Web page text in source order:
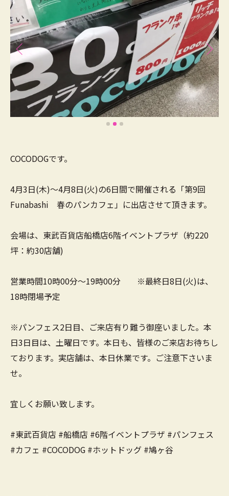
COCODOGです。
4月3日(木)～4月8日(火)の6日間で開催される「第9回
Funabashi 春のパンカフェ」に出店させて頂きます。
会場は、東武百貨店船橋店6階イベントプラザ（約220
坪：約30店舗)
営業時間10時00分～19時00分 ※最終日8日(火)は、
18時閉場予定
※パンフェス2日目、ご来店有り難う御座いました。本
日3日目は、土曜日です。本日も、皆様のご来店お待ちし
ております。実店舗は、本日休業です。ご注意下さいま
せ。
宜しくお願い致します。
#東武百貨店 #船橋店 #6階イベントプラザ #パンフェス
#カフェ #COCODOG #ホットドッグ #鳩ヶ谷